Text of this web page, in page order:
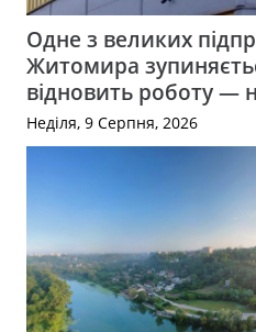
Одне з великих
Житомира
відновить роботу —
Неділя, 9 Серпня, 2026